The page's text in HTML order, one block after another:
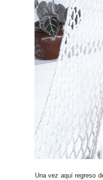
Una vez aquí regreso